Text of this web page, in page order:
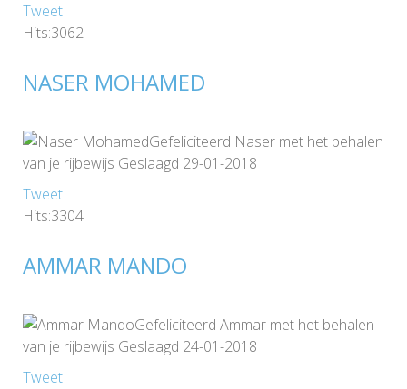
Tweet
Hits:3062
NASER MOHAMED
Gefeliciteerd Naser met het behalen
van je rijbewijs Geslaagd 29-01-2018
Tweet
Hits:3304
AMMAR MANDO
Gefeliciteerd Ammar met het behalen
van je rijbewijs Geslaagd 24-01-2018
Tweet